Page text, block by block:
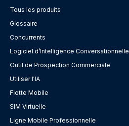
Tous les produits
Glossaire
Concurrents
Logiciel d’Intelligence Conversationnelle
Outil de Prospection Commerciale
Utiliser l'IA
Flotte Mobile
SIM Virtuelle
Ligne Mobile Professionnelle